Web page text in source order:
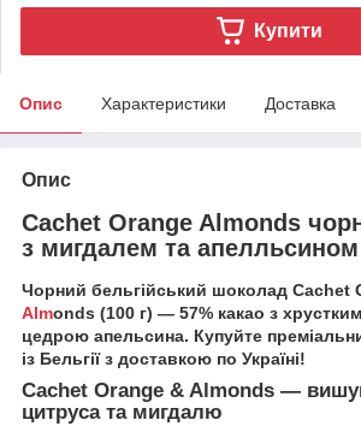
Купити
Опис Характеристики Доставка
Опис
Cachet Orange Almonds
з мигдалем та апелльсином
Чорний бельгійський шоколад Cachet
Almonds (100 г) — 57% какао з
цедрою апельсина. Купуйте
із Бельгії з доставкою по Україні!
Cachet Orange & Almonds —
цитруса та мигдалю